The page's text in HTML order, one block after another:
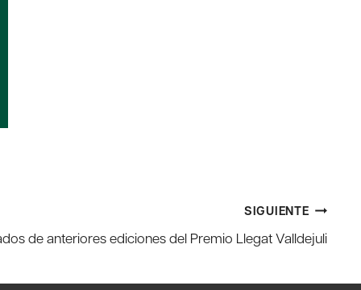
SIGUIENTE
de anteriores ediciones del Premio Llegat Valldejuli